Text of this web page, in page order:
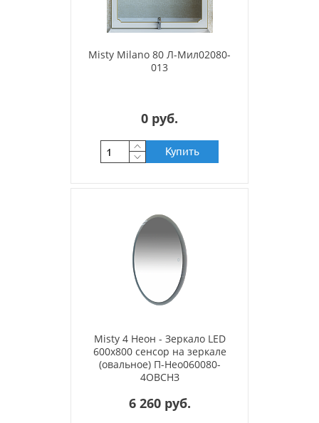
Misty Milano 80 Л-Мил02080-
013
0 руб.
Купить
Misty 4 Неон - Зеркало LED
600х800 сенсор на зеркале
(овальное) П-Нео060080-
4ОВСНЗ
6 260 руб.